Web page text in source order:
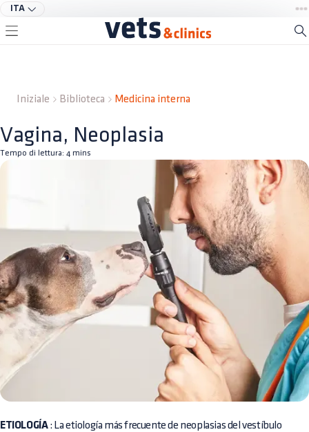
ITA
Iniziale Biblioteca Medicina interna
Vagina, Neoplasia
Tempo di lettura: 4 mins
ETIOLOGÍA: La etiología más frecuente de neoplasias del vestíbulo